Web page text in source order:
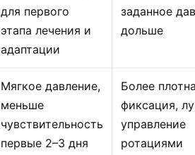
для первого
этапа лечения и
адаптации
заданное
дольше
Мягкое давление,
меньше
чувствительность
первые 2–3 дня
Более
фиксация,
управление
ротациями